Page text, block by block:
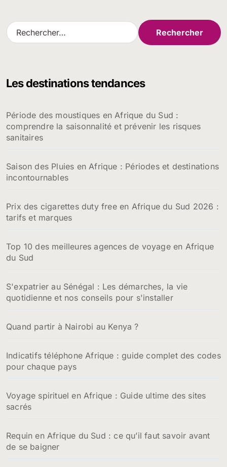
R
e
r
e
r
Les destinations tendances
Période des moustiques en Afrique du Sud :
comprendre la saisonnalité et prévenir les risques
sanitaires
Saison des Pluies en Afrique : Périodes et destinations
incontournables
Prix des cigarettes duty free en Afrique du Sud 2026 :
tarifs et marques
Top 10 des meilleures agences de voyage en Afrique
du Sud
S'expatrier au Sénégal : Les démarches, la vie
quotidienne et nos conseils pour s'installer
Quand partir à Nairobi au Kenya ?
Indicatifs téléphone Afrique : guide complet des codes
pour chaque pays
Voyage spirituel en Afrique : Guide ultime des sites
sacrés
Requin en Afrique du Sud : ce qu’il faut savoir avant
de se baigner